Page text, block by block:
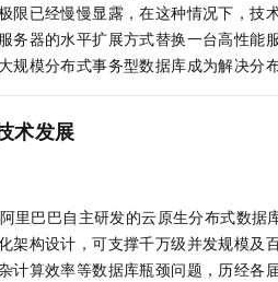
限已经慢慢显露，在这种情况下，技
务器的水平扩展方式替换一台高性能
规模分布式事务型数据库成为解决分
术发展
里巴巴自主研发的云原生分布式数据
架构设计，可支撑千万级并发规模及
计算效率等数据库瓶颈问题，历经
建 AI 应用
依托云原生高可用架构,实现Dify私有化部署